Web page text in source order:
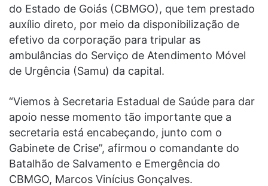
do Estado de Goiás (CBMGO), que tem prestado
auxílio direto, por meio da disponibilização de
efetivo da corporação para tripular as
ambulâncias do Serviço de Atendimento Móvel
de Urgência (Samu) da capital.
“Viemos à Secretaria Estadual de Saúde para dar
apoio nesse momento tão importante que a
secretaria está encabeçando, junto com o
Gabinete de Crise”, afirmou o comandante do
Batalhão de Salvamento e Emergência do
CBMGO, Marcos Vinícius Gonçalves.